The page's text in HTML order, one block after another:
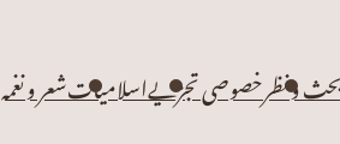
و نظرخصوصی تجزیےاسلامیاتشعر و نغمہ